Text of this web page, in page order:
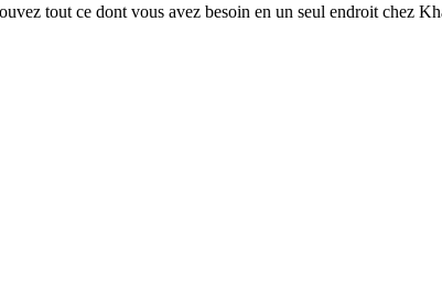
tout ce dont vous avez besoin en un seul endroit chez